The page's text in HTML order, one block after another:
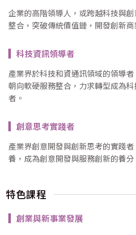
企業的高階領導人，或跨越科技與
整合，突破傳統價值鏈，開發創新商
科技資訊領導者
產業界於科技和資通訊領域的領導
朝向軟硬服務整合，力求轉型成為
者。
創意思考實踐者
產業界創意開發與創新思考的實踐
養，成為創意開發與服務創新的養分
特色課程
創業與新事業發展